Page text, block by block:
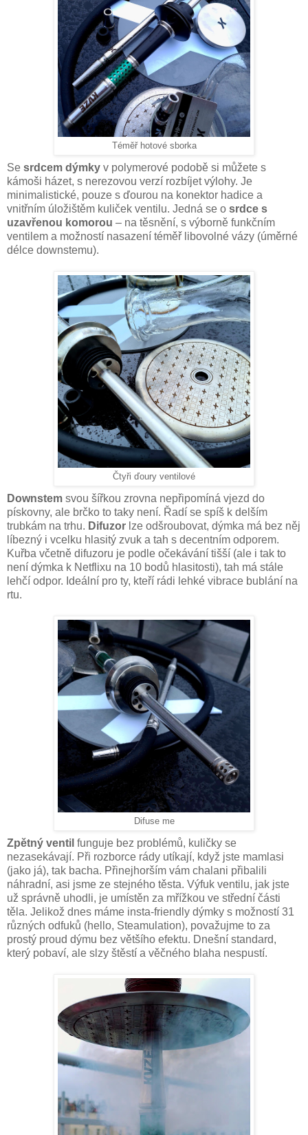
Téměř hotové sborka
Se srdcem dýmky v polymerové podobě si můžete s
kámoši házet, s nerezovou verzí rozbíjet výlohy. Je
minimalistické, pouze s ďourou na konektor hadice a
vnitřním úložištěm kuliček ventilu. Jedná se o srdce s
uzavřenou komorou – na těsnění, s výborně funkčním
ventilem a možností nasazení téměř libovolné vázy (úměrné
délce downstemu).
Čtyři ďoury ventilové
Downstem svou šířkou zrovna nepřipomíná vjezd do
pískovny, ale brčko to taky není. Řadí se spíš k delším
trubkám na trhu. Difuzor lze odšroubovat, dýmka má bez něj
líbezný i vcelku hlasitý zvuk a tah s decentním odporem.
Kuřba včetně difuzoru je podle očekávání tišší (ale i tak to
není dýmka k Netflixu na 10 bodů hlasitosti), tah má stále
lehčí odpor. Ideální pro ty, kteří rádi lehké vibrace bublání na
rtu.
Difuse me
Zpětný ventil funguje bez problémů, kuličky se
nezasekávají. Při rozborce rády utíkají, když jste mamlasi
(jako já), tak bacha. Přinejhorším vám chalani přibalili
náhradní, asi jsme ze stejného těsta. Výfuk ventilu, jak jste
už správně uhodli, je umístěn za mřížkou ve střední části
těla. Jelikož dnes máme insta-friendly dýmky s možností 31
různých odfuků (hello, Steamulation), považujme to za
prostý proud dýmu bez většího efektu. Dnešní standard,
který pobaví, ale slzy štěstí a věčného blaha nespustí.